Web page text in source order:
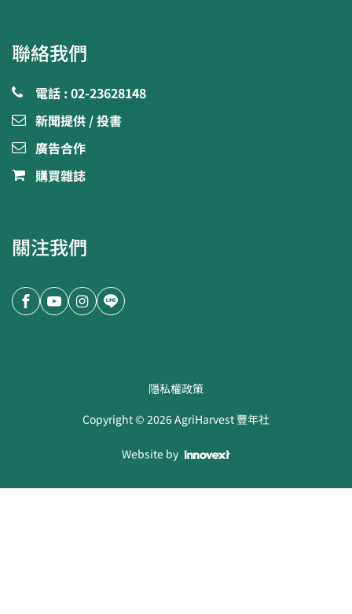
聯絡我們
電話 : 02-23628148
新聞提供 / 投書
廣告合作
購買雜誌
關注我們
隱私權政策
Copyright ©2026AgriHarvest 豐年社
Website by